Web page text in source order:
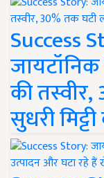
Success
की
सुधरी